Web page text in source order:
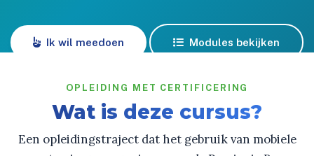
Ik wil meedoen Modules bekijken
OPLEIDING MET CERTIFICERING
Wat is deze cursus?
Een opleidingstraject dat het gebruik van mobiele